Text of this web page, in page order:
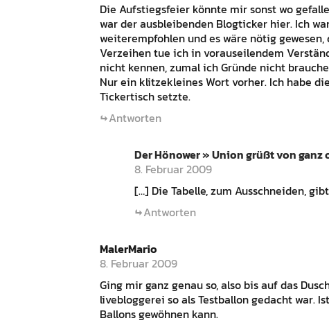
Die Aufstiegsfeier könnte mir sonst wo
war der ausbleibenden Blogticker hier. Ich
weiterempfohlen und es wäre nötig gewesen,
Verzeihen tue ich in vorauseilendem
nicht kennen, zumal ich Gründe nicht
Nur ein klitzekleines Wort vorher. Ich habe
Tickertisch setzte.
Antworten
Der Hönower » Union grüßt von ganz
8. Februar 2009
[…] Die Tabelle, zum Ausschneiden,
Antworten
MalerMario
8. Februar 2009
Ging mir ganz genau so, also bis auf das
livebloggerei so als Testballon gedacht war.
Ballons gewöhnen kann.